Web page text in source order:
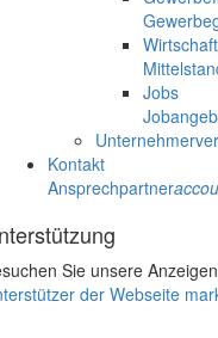
Jobs
Kontakt
Ansprechpartner
Sie unsere
der Webseite